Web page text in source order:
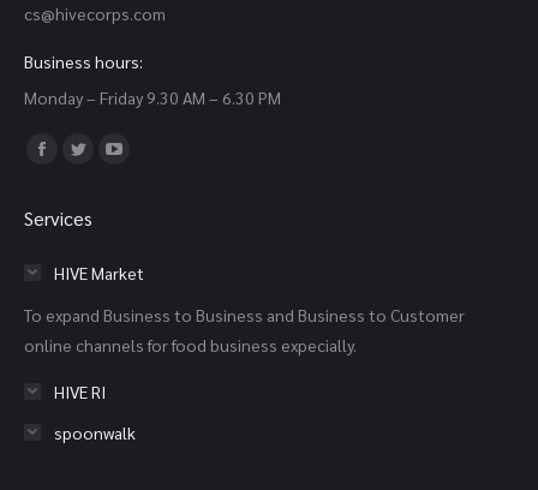
cs@hivecorps.com
Business hours:
Monday – Friday 9.30 AM – 6.30 PM
Find us on:
Facebook
opens
window
Twitter
opens
windowwindow
Services
HIVE Market
To expand Business to Business and Business to Customer
online channels for food business expecially.
HIVE RI
spoonwalk